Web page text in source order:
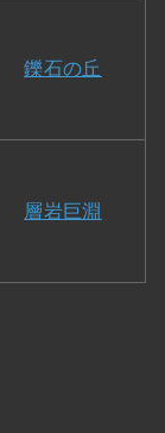
鑠石の丘
層岩巨淵